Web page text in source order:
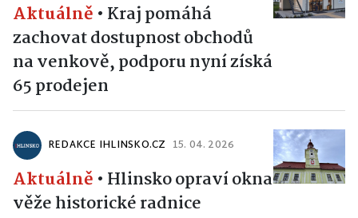
Aktuálně • Kraj pomáhá
zachovat dostupnost obchodů
na venkově, podporu nyní získá
65 prodejen
REDAKCE IHLINSKO.CZ 15. 04. 2026
Aktuálně • Hlinsko opraví okna
věže historické radnice